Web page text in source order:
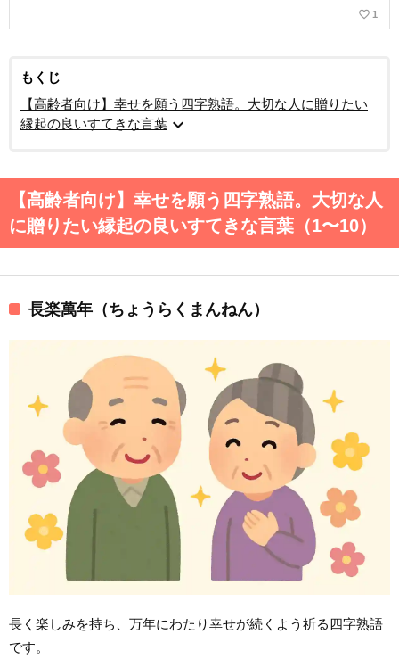
favorite_border 1
もくじ
【高齢者向け】幸せを願う四字熟語。大切な人に贈りたい
縁起の良いすてきな言葉 expand_more
【高齢者向け】幸せを願う四字熟語。大切な人
に贈りたい縁起の良いすてきな言葉（1〜10）
長楽萬年（ちょうらくまんねん）
長く楽しみを持ち、万年にわたり幸せが続くよう祈る四字熟語
です。